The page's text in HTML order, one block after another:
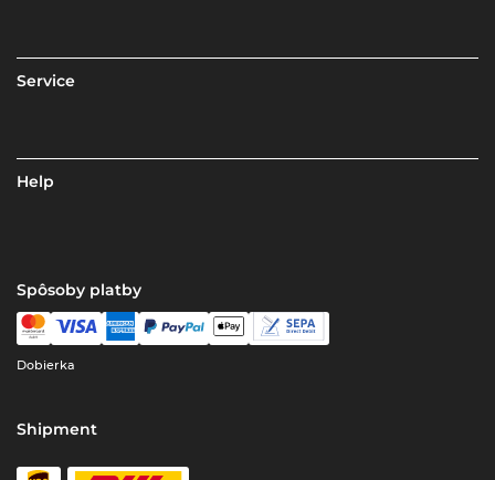
Service
Help
Spôsoby platby
Dobierka
Shipment